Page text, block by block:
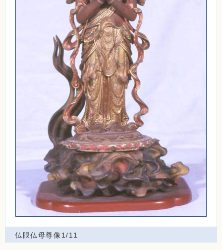
仏眼仏母尊像1/11